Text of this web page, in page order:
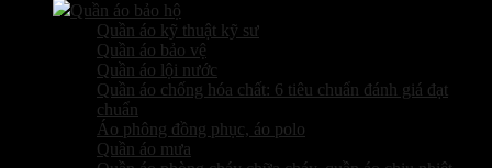
Quần áo bảo hộ
Quần áo kỹ thuật kỹ sư
Quần áo bảo vệ
Quần áo lội nước
Quần áo chống hóa chất: 6 tiêu chuẩn đánh giá đạt
chuẩn
Áo phông đồng phục, áo polo
Quần áo mưa